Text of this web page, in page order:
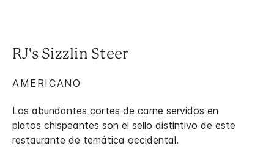
RJ's Sizzlin Steer
AMERICANO
Los abundantes cortes de carne servidos en
platos chispeantes son el sello distintivo de este
restaurante de temática occidental.